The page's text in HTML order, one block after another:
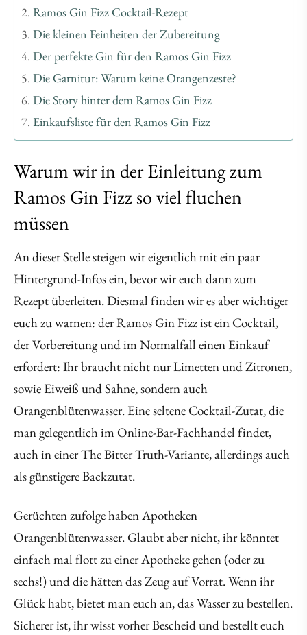
Ramos Gin Fizz Cocktail-Rezept
Die kleinen Feinheiten der Zubereitung
Der perfekte Gin für den Ramos Gin Fizz
Die Garnitur: Warum keine Orangenzeste?
Die Story hinter dem Ramos Gin Fizz
Einkaufsliste für den Ramos Gin Fizz
Warum wir in der Einleitung zum
Ramos Gin Fizz so viel fluchen
müssen
An dieser Stelle steigen wir eigentlich mit ein paar
Hintergrund-Infos ein, bevor wir euch dann zum
Rezept überleiten. Diesmal finden wir es aber wichtiger
euch zu warnen: der Ramos Gin Fizz ist ein Cocktail,
der Vorbereitung und im Normalfall einen Einkauf
erfordert: Ihr braucht nicht nur Limetten und Zitronen,
sowie Eiweiß und Sahne, sondern auch
Orangenblütenwasser. Eine seltene Cocktail-Zutat, die
man gelegentlich im Online-Bar-Fachhandel findet,
auch in einer The Bitter Truth-Variante, allerdings auch
als günstigere Backzutat.
Gerüchten zufolge haben Apotheken
Orangenblütenwasser. Glaubt aber nicht, ihr könntet
einfach mal flott zu einer Apotheke gehen (oder zu
sechs!) und die hätten das Zeug auf Vorrat. Wenn ihr
Glück habt, bietet man euch an, das Wasser zu bestellen.
Sicherer ist, ihr wisst vorher Bescheid und bestellt euch